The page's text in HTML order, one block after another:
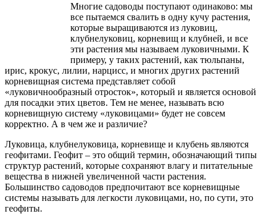
Многие садоводы поступают одинаково: мы
все пытаемся свалить в одну кучу растения,
которые выращиваются из луковиц,
клубнелуковиц, корневищ и клубней, и все
эти растения мы называем луковичными. К
примеру, у таких растений, как тюльпаны,
ирис, крокус, лилии, нарцисс, и многих других растений
корневищная система представляет собой
«луковичнообразный отросток», который и является основой
для посадки этих цветов. Тем не менее, называть всю
корневищную систему «луковицами» будет не совсем
корректно. А в чем же и различие?
Луковица, клубнелуковица, корневище и клубень являются
геофитами. Геофит – это общий термин, обозначающий типы
структур растений, которые сохраняют влагу и питательные
вещества в нижней увеличенной части растения.
Большинство садоводов предпочитают все корневищные
системы называть для легкости луковицами, но, по сути, это
геофиты.